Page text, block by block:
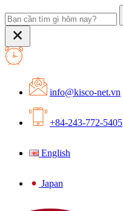
info@kisco-net.vn
+84-243-772-5405
English
Japan